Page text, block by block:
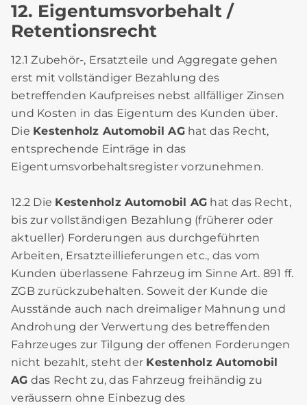
12. Eigentumsvorbehalt /
Retentionsrecht
12.1 Zubehör-, Ersatzteile und Aggregate gehen
erst mit vollständiger Bezahlung des
betreffenden Kaufpreises nebst allfälliger Zinsen
und Kosten in das Eigentum des Kunden über.
Die Kestenholz Automobil AGhat das Recht,
entsprechende Einträge in das
Eigentumsvorbehaltsregister vorzunehmen.
12.2 Die Kestenholz Automobil AG hat das Recht,
bis zur vollständigen Bezahlung (früherer oder
aktueller) Forderungen aus durchgeführten
Arbeiten, Ersatzteillieferungen etc., das vom
Kunden überlassene Fahrzeug im Sinne Art. 891 ff.
ZGB zurückzubehalten. Soweit der Kunde die
Ausstände auch nach dreimaliger Mahnung und
Androhung der Verwertung des betreffenden
Fahrzeuges zur Tilgung der offenen Forderungen
nicht bezahlt, steht der Kestenholz Automobil
AG das Recht zu, das Fahrzeug freihändig zu
veräussern ohne Einbezug des